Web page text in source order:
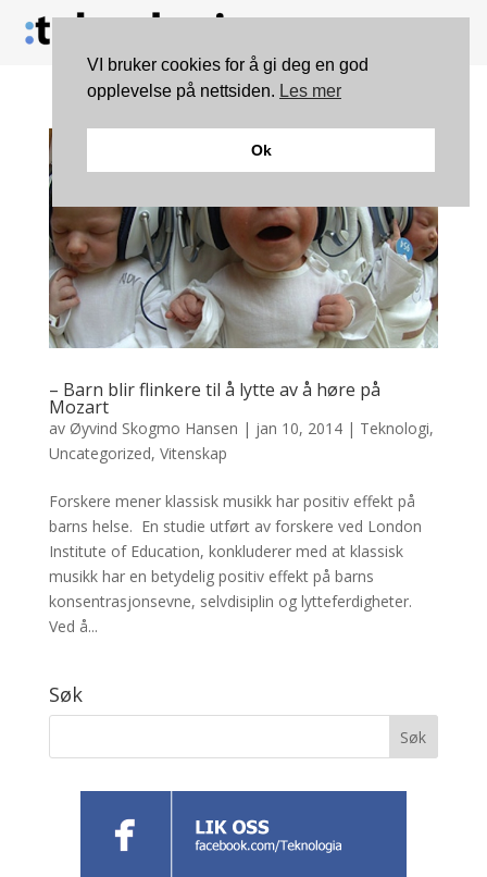
– Barn blir flinkere til å lytte av å høre på
Mozart
av Øyvind Skogmo Hansen | jan 10, 2014| Teknologi,
Uncategorized, Vitenskap
Forskere mener klassisk musikk har positiv effekt på
barns helse. En studie utført av forskere ved London
Institute of Education, konkluderer med at klassisk
musikk har en betydelig positiv effekt på barns
konsentrasjonsevne, selvdisiplin og lytteferdigheter.
Ved å...
Søk
VI bruker cookies for å gi deg en god
opplevelse på nettsiden. Les mer
Ok